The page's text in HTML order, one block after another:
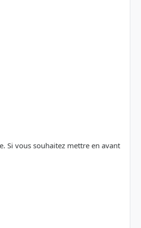
Si vous souhaitez mettre en avant